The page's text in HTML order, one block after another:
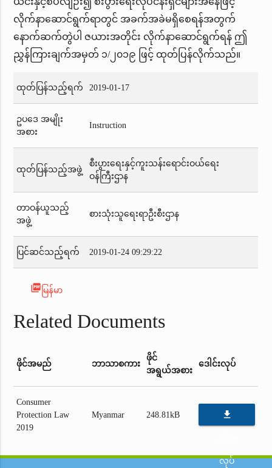
လိုက်နာဆောင်ရွက်ရာတွင် အခက်အခဲမရှိစေရန်အတွက်
နောက်ဆက်တွဲပါ ဇယားအတိုင်း လိုက်နာဆောင်ရွက်ရန် ဤ
ညွှန်ကြားချက်အမှတ် ၁/၂၀၁၉ ဖြင့် ထုတ်ပြန်လိုက်သည်။
ထုတ်ပြန်သည့်ရက် 2019-01-17
ဥပဒေ အမျိုး
အစား
Instruction
ထုတ်ပြန်သည့်အဖွဲ့
စီးပွားရေးနှင့်ကူးသန်းရောင်းဝယ်ရေး
ဝန်ကြီးဌာန
တာဝန်ယူသည့်
အဖွဲ့
စားသုံးသူရေးရာဦးစီးဌာန
ပြင်ဆင်သည့်ရက် 2019-01-24 09:29:22
picture_as_pdf မြန်မာ
Related Documents
ဖိုင်အမည် ဘာသာစကား
ဖိုင်
အရွယ်အစား
ဒေါင်းလုပ်
Consumer
Protection Law
2019
Myanmar 248.81kB file_download
လုပ်